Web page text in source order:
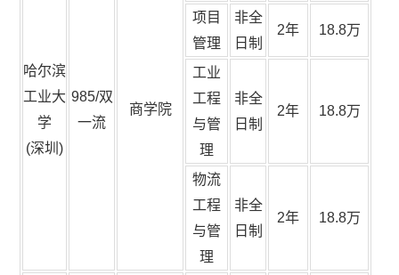
哈尔滨
工业大
学
(深圳)
985/双
一流
商学院
项目
管理
非全
日制
2年 18.8万
工业
工程
与管
理
非全
日制
2年 18.8万
物流
工程
与管
理
非全
日制
2年 18.8万